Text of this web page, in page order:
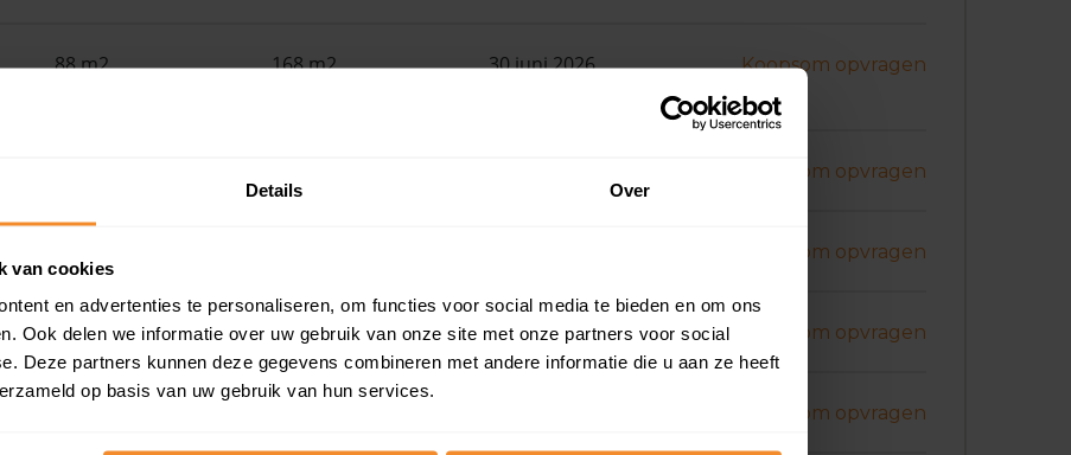
Details Over
van cookies
en advertenties te personaliseren, om functies voor social media te bieden en om ons
Ook delen we informatie over uw gebruik van onze site met onze partners voor social
Deze partners kunnen deze gegevens combineren met andere informatie die u aan ze heeft
op basis van uw gebruik van hun services.
88 m2 168 m2 30 juni 2026 Koopsom opvragen
Koopsom opvragen
Koopsom opvragen
164 m2 208 m2 30 juni 2026 Koopsom opvragen
Koopsom opvragen